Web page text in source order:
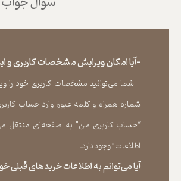
-آیا امکان ویرایش مشخصات کاربری و
- شما می‏‌توانید مشخصات کاربری خود را
شماره همراه و کلمه عبور، وارد حساب
“حساب کاربری من” به صفحه‏‌ای منتقل
اطلاعات” وجود دارد.​​​​​​​
آیا می‌‏توانم به اطلاعات خریدهای قبلی